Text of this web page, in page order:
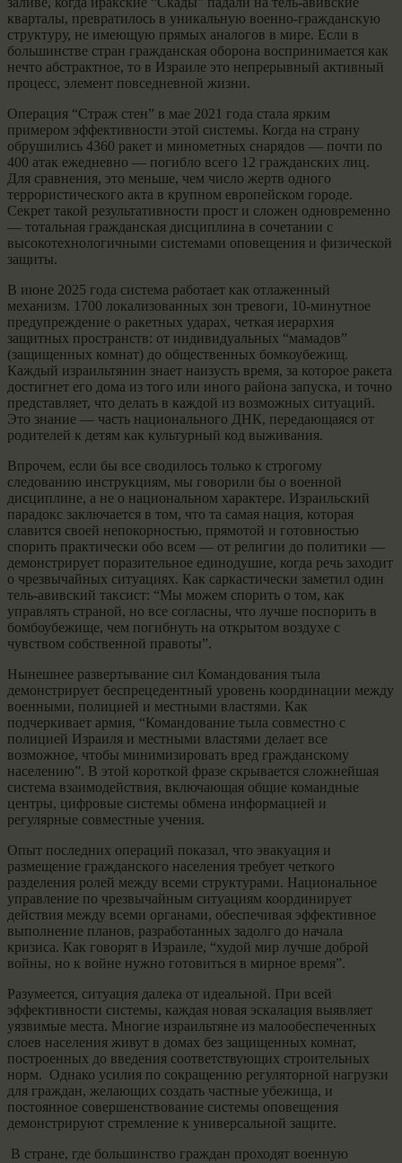
кварталы, превратилось в уникальную военно-гражданскую
структуру, не имеющую прямых аналогов в мире. Если в
большинстве стран гражданская оборона воспринимается как
нечто абстрактное, то в Израиле это непрерывный активный
процесс, элемент повседневной жизни.
Операция “Страж стен” в мае 2021 года стала ярким
примером эффективности этой системы. Когда на страну
обрушились 4360 ракет и минометных снарядов — почти по
400 атак ежедневно — погибло всего 12 гражданских лиц.
Для сравнения, это меньше, чем число жертв одного
террористического акта в крупном европейском городе.
Секрет такой результативности прост и сложен одновременно
— тотальная гражданская дисциплина в сочетании с
высокотехнологичными системами оповещения и физической
защиты.
В июне 2025 года система работает как отлаженный
механизм. 1700 локализованных зон тревоги, 10-минутное
предупреждение о ракетных ударах, четкая иерархия
защитных пространств: от индивидуальных “мамадов”
(защищенных комнат) до общественных бомкоубежищ.
Каждый израильтянин знает наизусть время, за которое ракета
достигнет его дома из того или иного района запуска, и точно
представляет, что делать в каждой из возможных ситуаций.
Это знание — часть национального ДНК, передающаяся от
родителей к детям как культурный код выживания.
Впрочем, если бы все сводилось только к строгому
следованию инструкциям, мы говорили бы о военной
дисциплине, а не о национальном характере. Израильский
парадокс заключается в том, что та самая нация, которая
славится своей непокорностью, прямотой и готовностью
спорить практически обо всем — от религии до политики —
демонстрирует поразительное единодушие, когда речь заходит
о чрезвычайных ситуациях. Как саркастически заметил один
тель-авивский таксист: “Мы можем спорить о том, как
управлять страной, но все согласны, что лучше поспорить в
бомбоубежище, чем погибнуть на открытом воздухе с
чувством собственной правоты”.
Нынешнее развертывание сил Командования тыла
демонстрирует беспрецедентный уровень координации между
военными, полицией и местными властями. Как
подчеркивает армия, “Командование тыла совместно с
полицией Израиля и местными властями делает все
возможное, чтобы минимизировать вред гражданскому
населению”. В этой короткой фразе скрывается сложнейшая
система взаимодействия, включающая общие командные
центры, цифровые системы обмена информацией и
регулярные совместные учения.
Опыт последних операций показал, что эвакуация и
размещение гражданского населения требует четкого
разделения ролей между всеми структурами. Национальное
управление по чрезвычайным ситуациям координирует
действия между всеми органами, обеспечивая эффективное
выполнение планов, разработанных задолго до начала
кризиса. Как говорят в Израиле, “худой мир лучше доброй
войны, но к войне нужно готовиться в мирное время”.
Разумеется, ситуация далека от идеальной. При всей
эффективности системы, каждая новая эскалация выявляет
уязвимые места. Многие израильтяне из малообеспеченных
слоев населения живут в домах без защищенных комнат,
построенных до введения соответствующих строительных
норм. Однако усилия по сокращению регуляторной нагрузки
для граждан, желающих создать частные убежища, и
постоянное совершенствование системы оповещения
демонстрируют стремление к универсальной защите.
В стране, где большинство граждан проходят военную